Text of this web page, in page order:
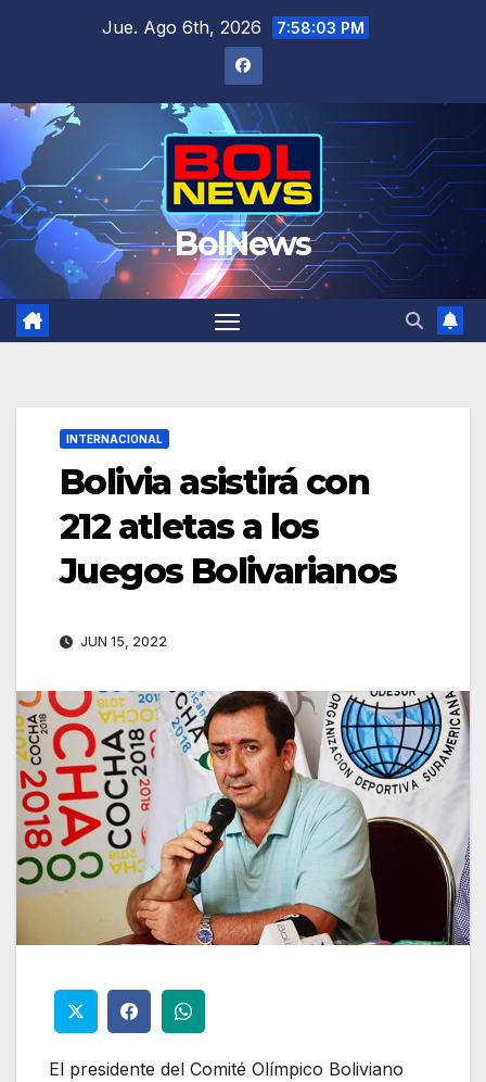
Jue. Ago 6th, 2026 7:58:04 PM
BolNews
INTERNACIONAL
Bolivia asistirá con
212 atletas a los
Juegos Bolivarianos
JUN 15, 2022
El presidente del Comité Olímpico Boliviano